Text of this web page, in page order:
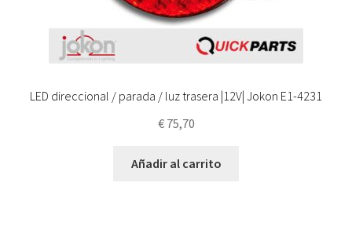
LED direccional / parada / luz trasera |12V| Jokon E1-4231
€75,70
Añadir al carrito